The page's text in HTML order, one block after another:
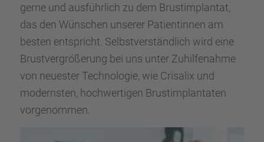
gerne und ausführ­lich zu dem Brust­im­plan­tat,
das den Wünschen unserer Patien­tin­nen am
besten entspricht. Selbst­ver­ständ­lich wird eine
Brust­ver­grö­ße­rung bei uns unter Zuhil­fe­nahme
von neues­ter Techno­lo­gie, wie Crisa­lix und
moderns­ten, hochwer­ti­gen Brust­im­plan­ta­ten
vorge­nom­men.